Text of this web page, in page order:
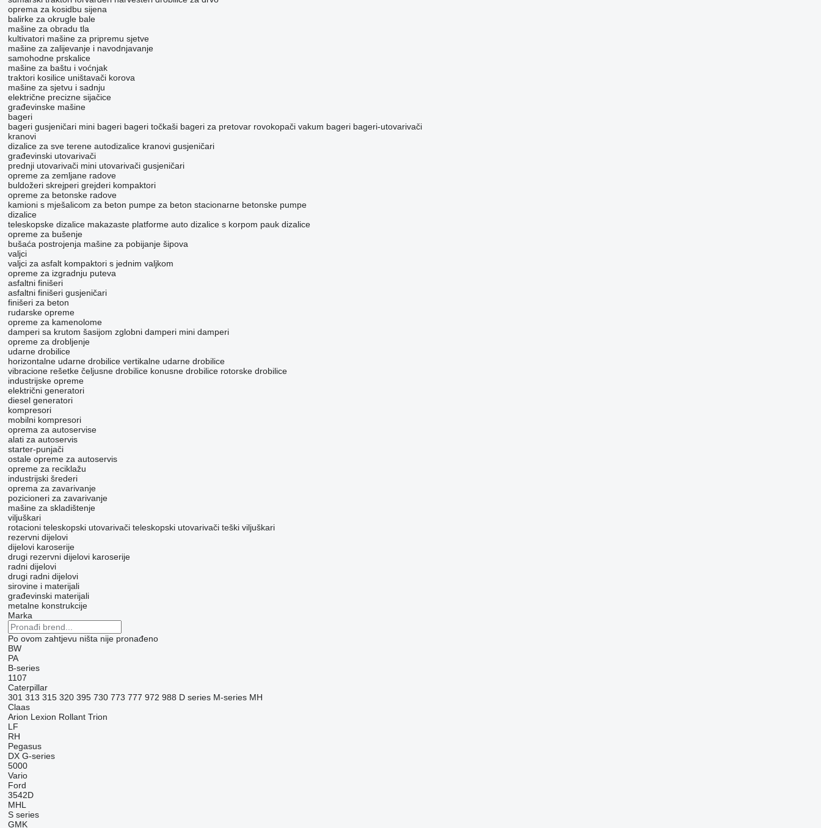
oprema za kosidbu sijena
balirke za okrugle bale
mašine za obradu tla
kultivatori mašine za pripremu sjetve
mašine za zaliјеvanje i navodnjavanje
samohodne prskalice
mašine za baštu i voćnjak
traktori kosilice uništavači korova
mašine za sjetvu i sadnju
električne precizne sijačice
građevinske mašine
bageri
bageri gusjeničari mini bageri bageri točkaši bageri za pretovar rovokopači vakum bageri bageri-utovarivači
kranovi
dizalice za sve terene autodizalice kranovi gusjeničari
građevinski utovarivači
prednji utovarivači mini utovarivači gusjeničari
opreme za zemljane radove
buldožeri skrejperi grejderi kompaktori
opreme za betonske radove
kamioni s mješalicom za beton pumpe za beton stacionarne betonske pumpe
dizalice
teleskopske dizalice makazaste platforme auto dizalice s korpom pauk dizalice
opreme za bušenje
bušaća postrojenja mašine za pobijanje šipova
valjci
valjci za asfalt kompaktori s jednim valjkom
opreme za izgradnju puteva
asfaltni finišeri
asfaltni finišeri gusjeničari
finišeri za beton
rudarske opreme
opreme za kamenolome
damperi sa krutom šasijom zglobni damperi mini damperi
opreme za drobljenje
udarne drobilice
horizontalne udarne drobilice vertikalne udarne drobilice
vibracione rešetke čeljusne drobilice konusne drobilice rotorske drobilice
industrijske opreme
električni generatori
diesel generatori
kompresori
mobilni kompresori
oprema za autoservise
alati za autoservis
starter-punjači
ostale opreme za autoservis
opreme za reciklažu
industrijski šrederi
oprema za zavarivanje
pozicioneri za zavarivanje
mašine za skladištenje
viljuškari
rotacioni teleskopski utovarivači teleskopski utovarivači teški viljuškari
rezervni dijelovi
dijelovi karoserije
drugi rezervni dijelovi karoserije
radni dijelovi
drugi radni dijelovi
sirovine i materijali
građevinski materijali
metalne konstrukcije
Marka
Po ovom zahtjevu ništa nije pronađeno
BW
PA
B-series
1107
Caterpillar
301 313 315 320 395 730 773 777 972 988 D series M-series MH
Claas
Arion Lexion Rollant Trion
LF
RH
Pegasus
DX G-series
5000
Vario
Ford
3542D
MHL
S series
GMK